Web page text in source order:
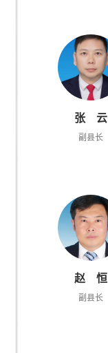
张 云
副县长
赵 恒
副县长